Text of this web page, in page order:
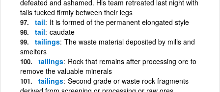
defeated and ashamed. His team retreated last night with
tails tucked firmly between their legs
tail It is formed of the permanent elongated style
tail caudate
tailings The waste material deposited by mills and
smelters
tailings Rock that remains after processing ore to
remove the valuable minerals
tailings Second grade or waste rock fragments